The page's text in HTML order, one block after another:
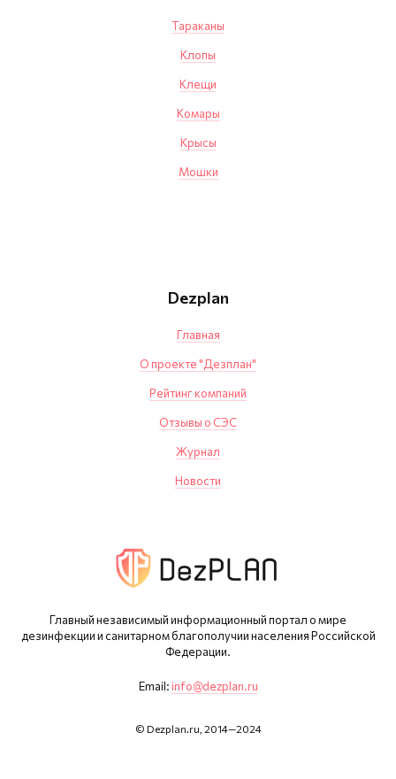
Главный независимый информационный портал о мире
дезинфекции и санитарном благополучии населения Российской
Федерации.
Email: info@dezplan.ru
© Dezplan.ru, 2014—2024
Dezplan
Главная
О проекте "Дезплан"
Рейтинг компаний
Отзывы о СЭС
Журнал
Новости
Тараканы
Клопы
Клещи
Комары
Крысы
Мошки